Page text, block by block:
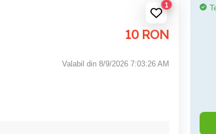
1
10 RON
Valabil din 8/9/2026 7:03:26 AM